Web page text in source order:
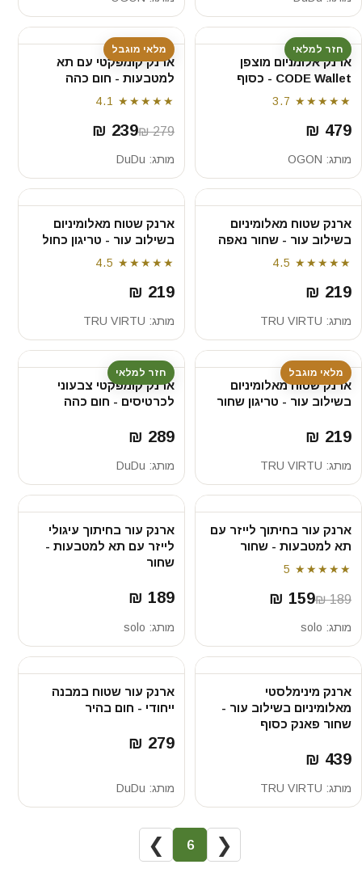
חזר למלאי
ארנק אלומניום מוצפן
CODE Wallet - כסוף
★★★★★
3.7
479 ₪
מותג: OGON
מלאי מוגבל
ארנק קומפקטי עם תא
למטבעות - חום כהה
★★★★★
4.1
279 ₪
239 ₪
מותג: DuDu
ארנק שטוח מאלומיניום
בשילוב עור - שחור נאפה
★★★★★
4.5
219 ₪
מותג: TRU VIRTU
ארנק שטוח מאלומיניום
בשילוב עור - טריגון כחול
★★★★★
4.5
219 ₪
מותג: TRU VIRTU
מלאי מוגבל
ארנק שטוח מאלומיניום
בשילוב עור - טריגון שחור
219 ₪
מותג: TRU VIRTU
חזר למלאי
ארנק קומפקטי צבעוני
לכרטיסים - חום כהה
289 ₪
מותג: DuDu
ארנק עור בחיתוך לייזר עם
תא למטבעות - שחור
★★★★★
5
189 ₪
159 ₪
מותג: solo
ארנק עור בחיתוך עיגולי
לייזר עם תא למטבעות -
שחור
189 ₪
מותג: solo
ארנק מינימלסטי
מאלומיניום בשילוב עור -
שחור פאנק כסוף
439 ₪
מותג: TRU VIRTU
ארנק עור שטוח במבנה
ייחודי - חום בהיר
279 ₪
מותג: DuDu
❮
6
❯